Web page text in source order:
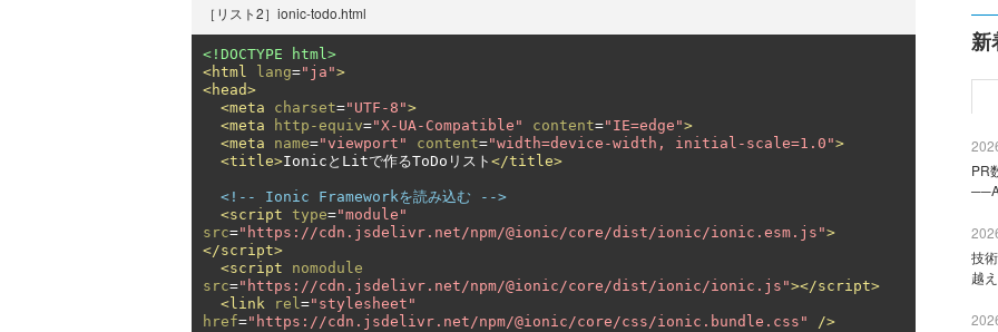
［リスト2］ionic-todo.html
<!DOCTYPE html>
<html
lang="ja">
<head>
<meta
charset="UTF-8">
<meta
http-equiv="X-UA-Compatible" content="IE=edge">
<meta
name="viewport" content="width=device-width, initial-scale=1.0">
<title>IonicとLitで作るToDoリスト </title>
<!-- Ionic Frameworkを読み込む -->
<script type="module"
src="https://cdn.jsdelivr.net/npm/@ionic/core/dist/ionic/ionic.esm.js">
</script>
<script
nomodule
src="https://cdn.jsdelivr.net/npm/@ionic/core/dist/ionic/ionic.js"></script>
<link
rel="stylesheet"
href="https://cdn.jsdelivr.net/npm/@ionic/core/css/ionic.bundle.css" />
新
PR
技
越